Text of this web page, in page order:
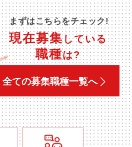
まずはこちらをチェック!
現在募集している
職種は?
全ての募集職種一覧へ